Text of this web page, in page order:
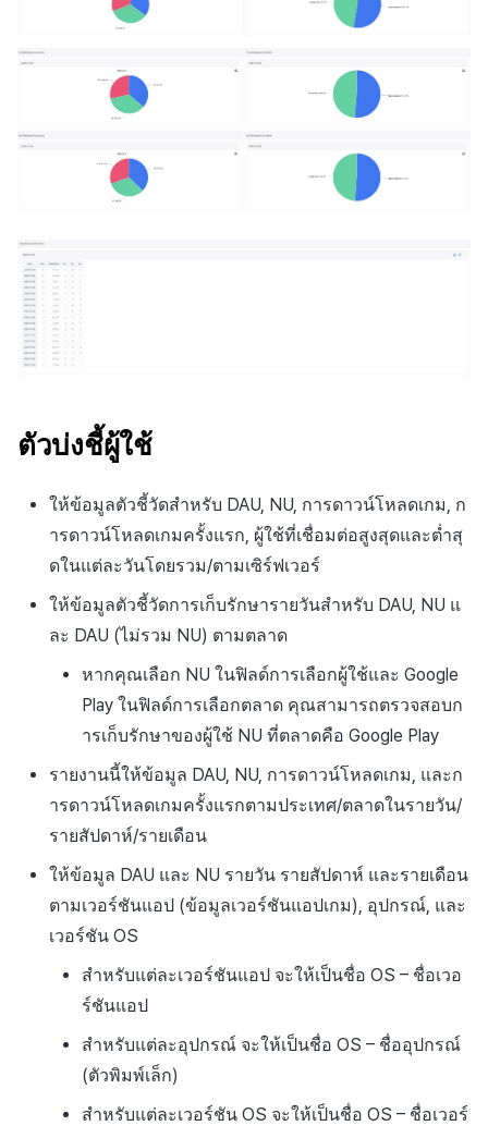
ตัวบ่งชี้ผู้ใช้
ให้ข้อมูลตัวชี้วัดสำหรับ DAU, NU, การดาวน์โหลดเกม, ก
ารดาวน์โหลดเกมครั้งแรก, ผู้ใช้ที่เชื่อมต่อสูงสุดและต่ำสุ
ดในแต่ละวันโดยรวม/ตามเซิร์ฟเวอร์
ให้ข้อมูลตัวชี้วัดการเก็บรักษารายวันสำหรับ DAU, NU แ
ละ DAU (ไม่รวม NU) ตามตลาด
หากคุณเลือก NU ในฟิลด์การเลือกผู้ใช้และ Google
Play ในฟิลด์การเลือกตลาด คุณสามารถตรวจสอบก
ารเก็บรักษาของผู้ใช้ NU ที่ตลาดคือ Google Play
รายงานนี้ให้ข้อมูล DAU, NU, การดาวน์โหลดเกม, และก
ารดาวน์โหลดเกมครั้งแรกตามประเทศ/ตลาดในรายวัน/
รายสัปดาห์/รายเดือน
ให้ข้อมูล DAU และ NU รายวัน รายสัปดาห์ และรายเดือน
ตามเวอร์ชันแอป (ข้อมูลเวอร์ชันแอปเกม), อุปกรณ์, และ
เวอร์ชัน OS
สำหรับแต่ละเวอร์ชันแอป จะให้เป็นชื่อ OS – ชื่อเวอ
ร์ชันแอป
สำหรับแต่ละอุปกรณ์ จะให้เป็นชื่อ OS – ชื่ออุปกรณ์
(ตัวพิมพ์เล็ก)
สำหรับแต่ละเวอร์ชัน OS จะให้เป็นชื่อ OS – ชื่อเวอร์